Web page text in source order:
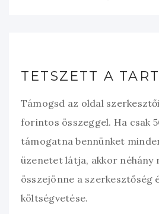
TETSZETT A
Támogsd az oldal
forintos összeggel. Ha csak
támogatna bennünket
üzenetet látja, akkor néhány
összejönne a szerkesztőség
költségvetése.